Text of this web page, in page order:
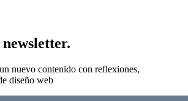
nuevo contenido con reflexiones,
diseño web